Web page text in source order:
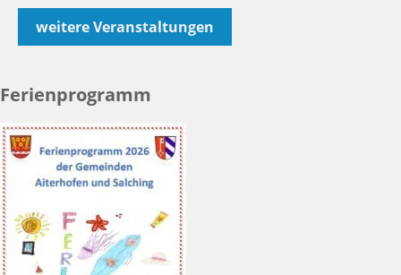
weitere Veranstaltungen
Ferienprogramm